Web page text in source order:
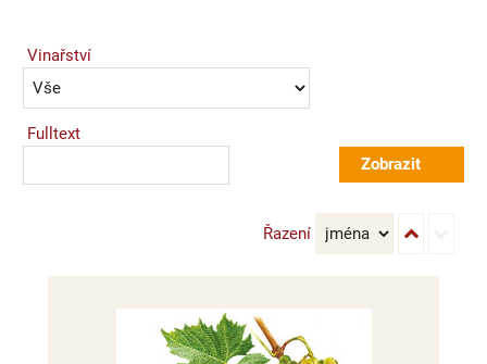
Vinařství
Fulltext
Řazení